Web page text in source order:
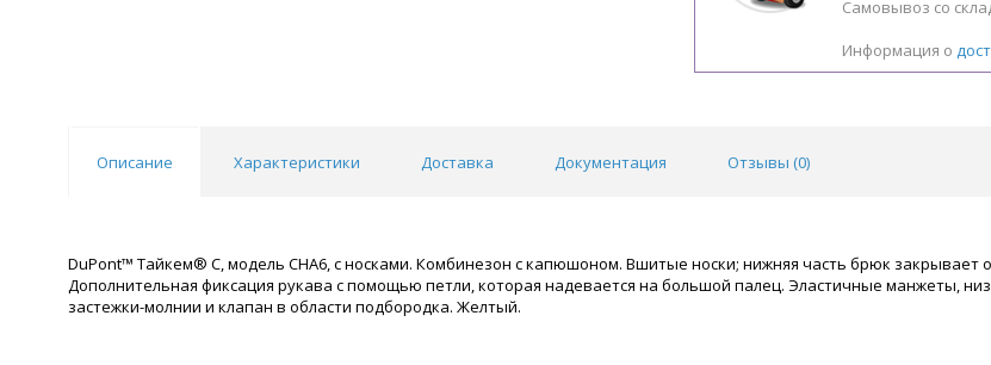
Самовывоз со
Информация о
Описание Характеристики Доставка Документация Отзывы (0)
DuPont™ Тайкем® C, модель CHA6, с носками. Комбинезон с капюшоном. Вшитые носки; нижняя часть брюк
Дополнительная фиксация рукава с помощью петли, которая надевается на большой палец. Эластичные манжеты,
застежки-молнии и клапан в области подбородка. Желтый.